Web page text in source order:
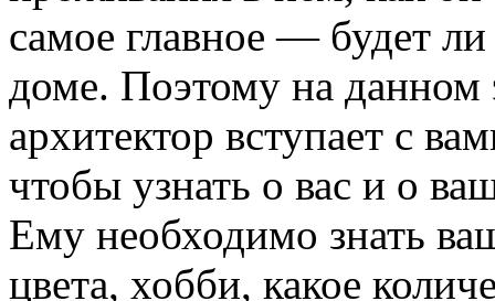
самое главное — будет
доме. Поэтому на данном
архитектор вступает с
чтобы узнать о вас и о
Ему необходимо знать
цвета, хобби, какое